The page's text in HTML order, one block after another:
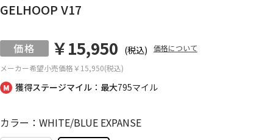
獲得ステージマイル：最大795マイル
GELHOOP V17
メーカー希望小売価格￥15,950(税込)
￥15,950 (税込) 価格について
カラー：WHITE/BLUE EXPANSE